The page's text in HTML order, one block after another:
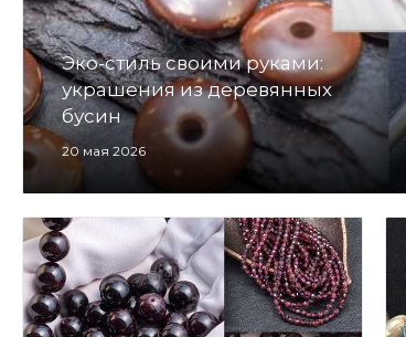
Эко-стиль своими руками:
украшения из деревянных
бусин
20 мая 2026